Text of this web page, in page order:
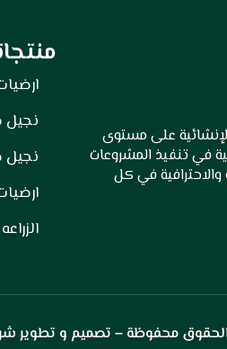
على مستوى
في تنفيذ المشروعات
والاحترافية في كل
نجيل
نجيل
محفوظة – تصميم و تطوير